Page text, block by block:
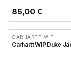
85,00 €
CARHARTT WIP
Carhartt WIP Duke